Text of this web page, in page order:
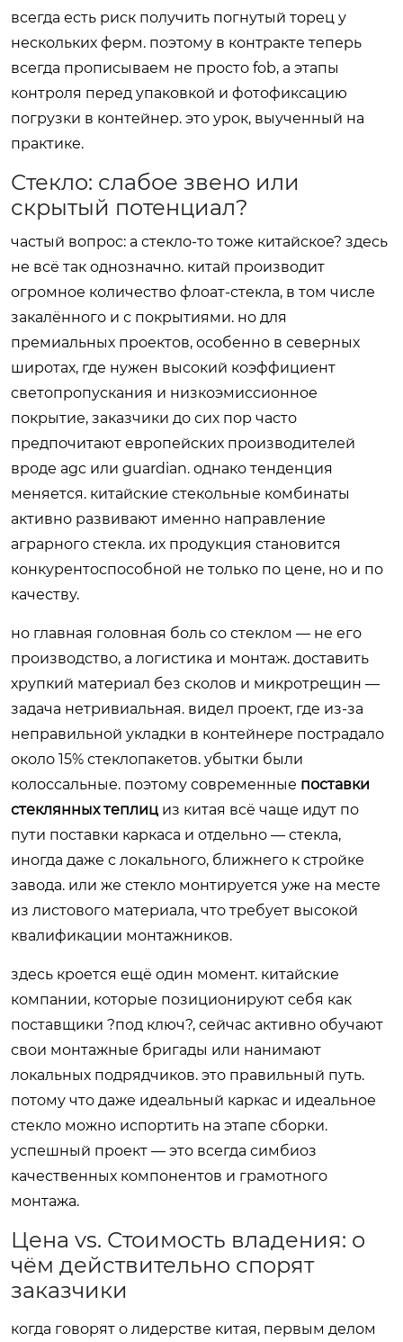
всегда есть риск получить погнутый торец у
нескольких ферм. поэтому в контракте теперь
всегда прописываем не просто fob, а этапы
контроля перед упаковкой и фотофиксацию
погрузки в контейнер. это урок, выученный на
практике.
Стекло: слабое звено или
скрытый потенциал?
частый вопрос: а стекло-то тоже китайское? здесь
не всё так однозначно. китай производит
огромное количество флоат-стекла, в том числе
закалённого и с покрытиями. но для
премиальных проектов, особенно в северных
широтах, где нужен высокий коэффициент
светопропускания и низкоэмиссионное
покрытие, заказчики до сих пор часто
предпочитают европейских производителей
вроде agc или guardian. однако тенденция
меняется. китайские стекольные комбинаты
активно развивают именно направление
аграрного стекла. их продукция становится
конкурентоспособной не только по цене, но и по
качеству.
но главная головная боль со стеклом — не его
производство, а логистика и монтаж. доставить
хрупкий материал без сколов и микротрещин —
задача нетривиальная. видел проект, где из-за
неправильной укладки в контейнере пострадало
около 15% стеклопакетов. убытки были
колоссальные. поэтому современные поставки
стеклянных теплиц из китая всё чаще идут по
пути поставки каркаса и отдельно — стекла,
иногда даже с локального, ближнего к стройке
завода. или же стекло монтируется уже на месте
из листового материала, что требует высокой
квалификации монтажников.
здесь кроется ещё один момент. китайские
компании, которые позиционируют себя как
поставщики ?под ключ?, сейчас активно обучают
свои монтажные бригады или нанимают
локальных подрядчиков. это правильный путь.
потому что даже идеальный каркас и идеальное
стекло можно испортить на этапе сборки.
успешный проект — это всегда симбиоз
качественных компонентов и грамотного
монтажа.
Цена vs. Стоимость владения: о
чём действительно спорят
заказчики
когда говорят о лидерстве китая, первым делом